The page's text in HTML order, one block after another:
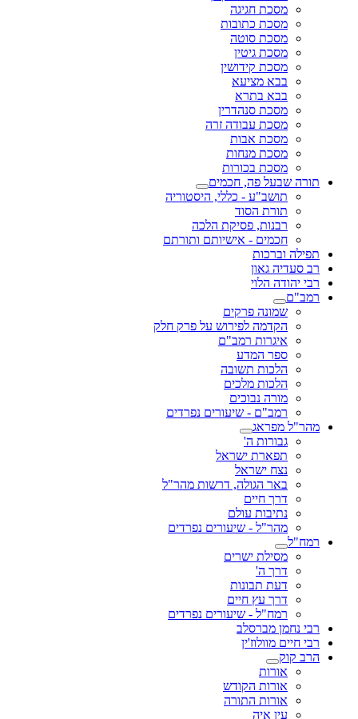
מסכת חגיגה
מסכת כתובות
מסכת סוטה
מסכת גיטין
מסכת קידושין
בבא מציעא
בבא בתרא
מסכת סנהדרין
מסכת עבודה זרה
מסכת אבות
מסכת מנחות
מסכת בכורות
תורה שבעל פה, חכמים
תושב"ע - כללי, היסטוריה
תורת הסוד
רבנות, פסיקת הלכה
חכמים - אישיותם ותורתם
תפילה וברכות
רב סעדיה גאון
רבי יהודה הלוי
רמב"ם
שמונה פרקים
הקדמה לפירוש על פרק חלק
איגרות רמב"ם
ספר המדע
הלכות תשובה
הלכות מלכים
מורה נבוכים
רמב"ם - שיעורים נפרדים
מהר"ל מפראג
גבורות ה'
תפארת ישראל
נצח ישראל
באר הגולה, דרשות מהר"ל
דרך חיים
נתיבות עולם
מהר"ל - שיעורים נפרדים
רמח"ל
מסילת ישרים
דרך ה'
דעת תבונות
דרך עץ חיים
רמח"ל - שיעורים נפרדים
רבי נחמן מברסלב
רבי חיים מוולוז'ין
הרב קוק
אורות
אורות הקודש
אורות התורה
עין איה